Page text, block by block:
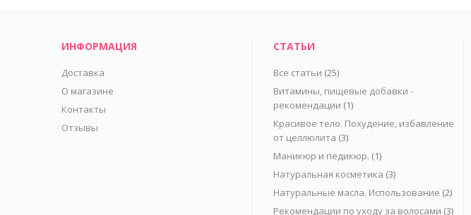
ИНФОРМАЦИЯ
Доставка
О магазине
Контакты
Отзывы
СТАТЬИ
Все статьи (25)
Витамины, пищевые добавки -
рекомендации (1)
Красивое тело. Похудение, избавление
от целлюлита (3)
Маникюр и педикюр. (1)
Натуральная косметика (3)
Натуральные масла. Использование (2)
Рекомендации по уходу за волосами (3)